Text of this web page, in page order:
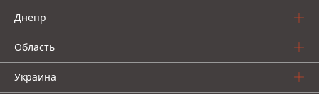
Днепр
Область
Украина